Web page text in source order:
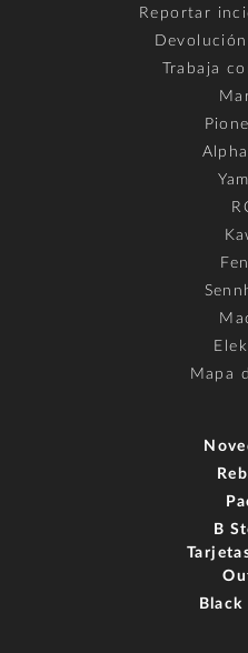
Reportar
Trabaja
Mapa
B
Black